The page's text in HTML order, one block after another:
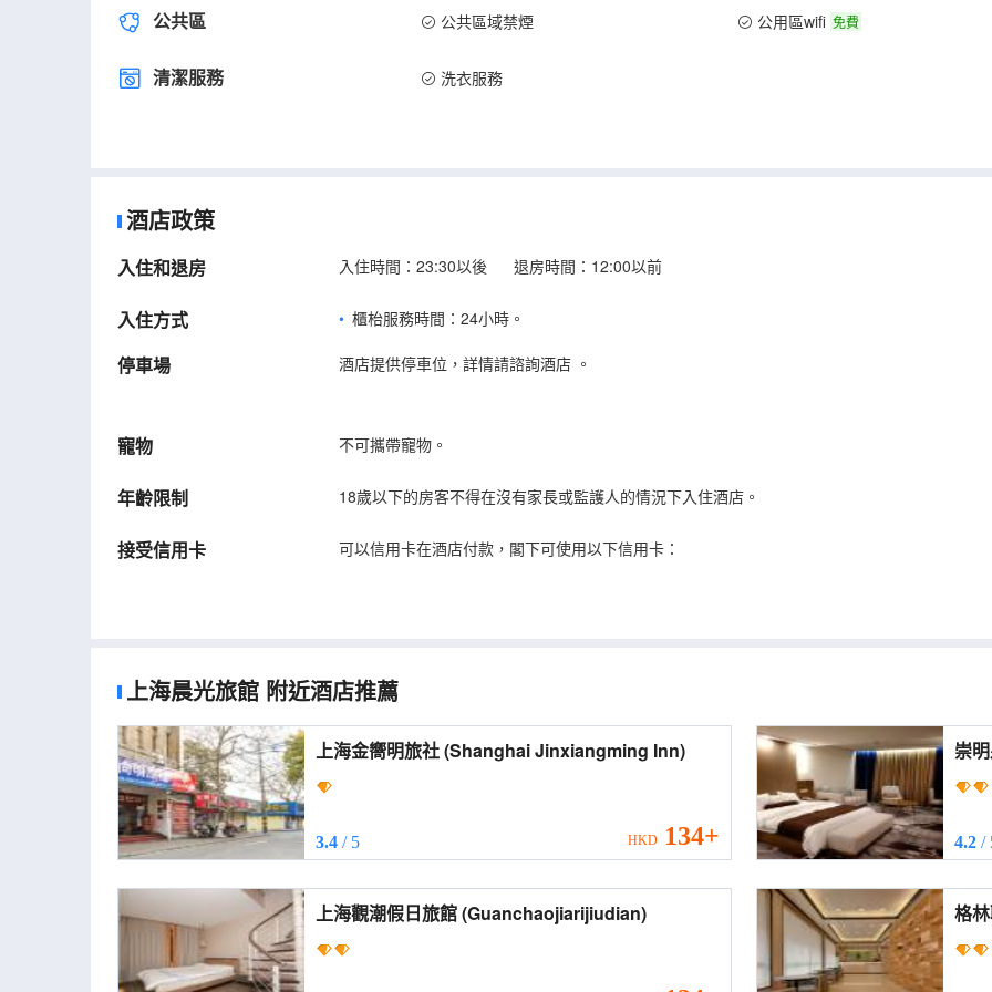
公共區 公共區域禁煙 公用區wifi 免費
清潔服務 洗衣服務
酒店政策
入住和退房 入住時間：23:30以後 退房時間：12:00以前
入住方式 櫃枱服務時間：24小時。
停車場 酒店提供停車位，詳情請諮詢酒店 。
寵物 不可攜帶寵物。
年齡限制 18歲以下的房客不得在沒有家長或監護人的情況下入住酒店。
接受信用卡 可以信用卡在酒店付款，閣下可使用以下信用卡：
上海晨光旅館 附近酒店推薦
上海金嚮明旅社 (Shanghai Jinxiangming Inn)
3.4 / 5 HKD 134+
崇
4.2/
上海觀潮假日旅館 (Guanchaojiarijiudian)
格